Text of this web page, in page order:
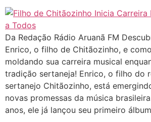
Da Redação Rádio Aruanã FM
Enrico, o filho de Chitãozinho, e
moldando sua carreira musical
tradição sertaneja! Enrico, o filho do
sertanejo Chitãozinho, está
novas promessas da música
anos, ele já lançou seu primeiro